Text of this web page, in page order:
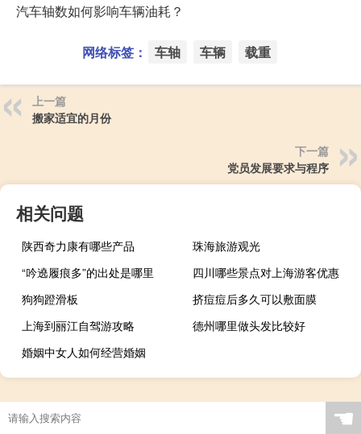
汽车轴数如何影响车辆油耗？
网络标签： 车轴 车辆 载重
上一篇
搬家适宜的月份
下一篇
党员发展要求与程序
相关问题
陕西奇力康有哪些产品
珠海旅游观光
“吟遶履痕多”的出处是哪里
四川哪些景点对上海游客优惠
狗狗蹬滑板
挤痘痘后多久可以敷面膜
上海到丽江自驾游攻略
德州哪里做头发比较好
婚姻中女人如何经营婚姻
☚